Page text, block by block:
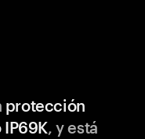
protección
, y está